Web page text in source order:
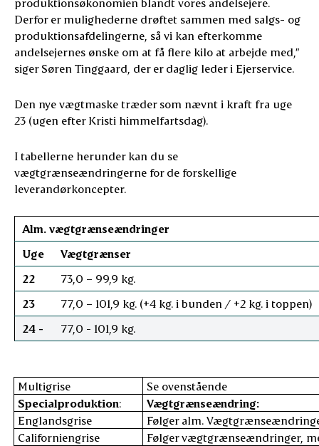
Derfor er mulighederne drøftet sammen med salgs- og
produktionsafdelingerne, så vi kan efterkomme
andelsejernes ønske om at få flere kilo at arbejde med,”
siger Søren Tinggaard, der er daglig leder i Ejerservice.
Den nye vægtmaske træder som nævnt i kraft fra uge
23 (ugen efter Kristi himmelfartsdag).
I tabellerne herunder kan du se
vægtgrænseændringerne for de forskellige
leverandørkoncepter.
Alm. vægtgrænseændringer
Uge
Vægtgrænser
22
73,0 – 99,9 kg.
23
77,0 – 101,9 kg. (+4 kg. i bunden / +2 kg. i toppen)
24 -
77,0 - 101,9 kg.
Multigrise
Se ovenstående
Specialproduktion:
Vægtgrænseændring:
Englandsgrise
Følger alm.
Californiengrise
Følger vægtgrænseændringer,